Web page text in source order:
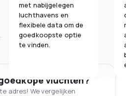
met nabijgelegen
luchthavens en
flexibele data om de
goedkoopste optie
te vinden.
vluchten?
adres! We vergelijken